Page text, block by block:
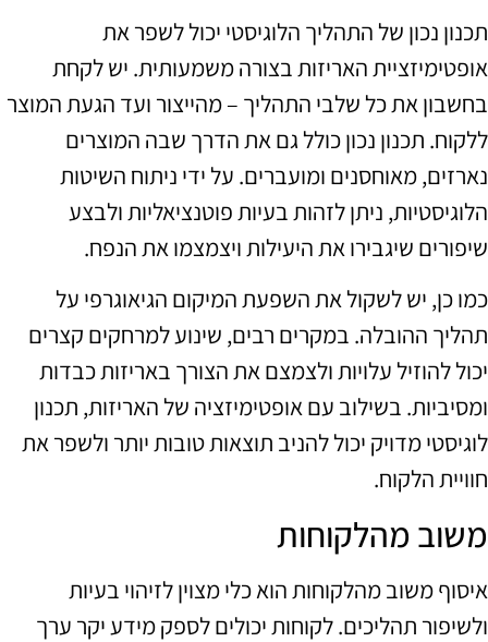
תכנון נכון של התהליך הלוגיסטי יכול לשפר את
אופטימיזציית האריזות בצורה משמעותית. יש לקחת
בחשבון את כל שלבי התהליך – מהייצור ועד הגעת המוצר
ללקוח. תכנון נכון כולל גם את הדרך שבה המוצרים
נארזים, מאוחסנים ומועברים. על ידי ניתוח השיטות
הלוגיסטיות, ניתן לזהות בעיות פוטנציאליות ולבצע
שיפורים שיגבירו את היעילות ויצמצמו את הנפח.
כמו כן, יש לשקול את השפעת המיקום הגיאוגרפי על
תהליך ההובלה. במקרים רבים, שינוע למרחקים קצרים
יכול להוזיל עלויות ולצמצם את הצורך באריזות כבדות
ומסיביות. בשילוב עם אופטימיזציה של האריזות, תכנון
לוגיסטי מדויק יכול להניב תוצאות טובות יותר ולשפר את
חוויית הלקוח.
משוב מהלקוחות
איסוף משוב מהלקוחות הוא כלי מצוין לזיהוי בעיות
ולשיפור תהליכים. לקוחות יכולים לספק מידע יקר ערך